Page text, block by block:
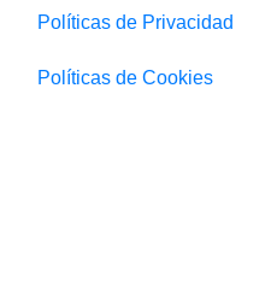
Políticas de Privacidad
Políticas de Cookies